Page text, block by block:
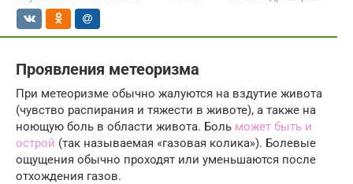
Проявления метеоризма
При метеоризме обычно жалуются на вздутие живота
(чувство распирания и тяжести в животе), а также на
ноющую боль в области живота. Боль может быть и
острой (так называемая «газовая колика»). Болевые
ощущения обычно проходят или уменьшаются после
отхождения газов.